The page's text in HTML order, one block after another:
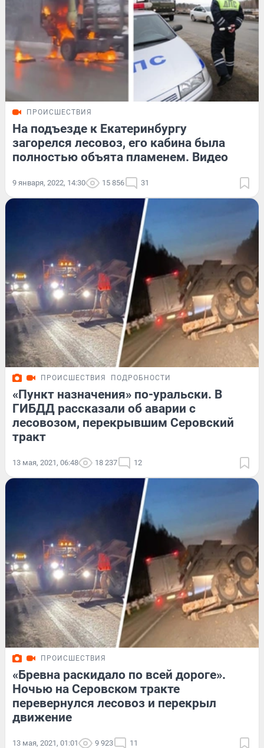
ПРОИСШЕСТВИЯ
На подъезде к Екатеринбургу
загорелся лесовоз, его кабина была
полностью объята пламенем. Видео
9 января, 2022, 14:30 15 856 31
ПРОИСШЕСТВИЯ ПОДРОБНОСТИ
«Пункт назначения» по-уральски. В
ГИБДД рассказали об аварии с
лесовозом, перекрывшим Серовский
тракт
13 мая, 2021, 06:48 18 237 12
ПРОИСШЕСТВИЯ
«Бревна раскидало по всей дороге».
Ночью на Серовском тракте
перевернулся лесовоз и перекрыл
движение
13 мая, 2021, 01:01 9 923 11